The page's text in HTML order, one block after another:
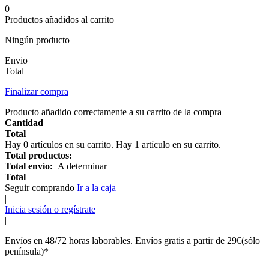
0
Productos añadidos al carrito
Ningún producto
Envio
Total
Finalizar compra
Producto añadido correctamente a su carrito de la compra
Cantidad
Total
Hay 0 artículos en su carrito. Hay 1 artículo en su carrito.
Total productos:
Total envío: A determinar
Total
Seguir comprando Ir a la caja
|
Inicia sesión o regístrate
|
Envíos en 48/72 horas laborables. Envíos gratis a partir de 29€(sólo
península)*